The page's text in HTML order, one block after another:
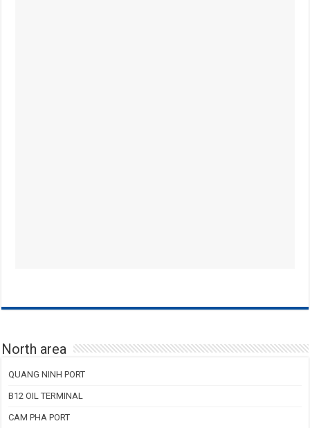
North area
QUANG NINH PORT
B12 OIL TERMINAL
CAM PHA PORT